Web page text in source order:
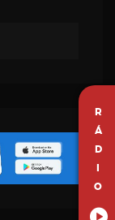
R
Á
D
I
O